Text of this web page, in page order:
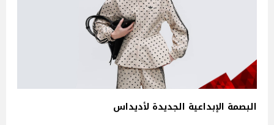
البصمة الإبداعية الجديدة لأديداس